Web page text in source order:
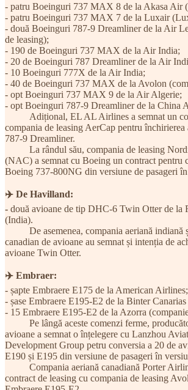
- patru Boeinguri 737 MAX 8 de la Akasa Air
- patru Boeinguri 737 MAX 7 de la Luxair
- două Boeinguri 787-9 Dreamliner de la Air
de leasing);
- 190 de Boeinguri 737 MAX de la Air India;
- 20 de Boeinguri 787 Dreamliner de la Air
- 10 Boeinguri 777X de la Air India;
- 40 de Boeinguri 737 MAX de la Avolon
- opt Boeinguri 737 MAX 9 de la Air Algerie;
- opt Boeinguri 787-9 Dreamliner de la China
Adițional, EL AL Airlines a semnat un
compania de leasing AerCap pentru
787-9 Dreamliner.
La rândul său, compania de leasing
(NAC) a semnat cu Boeing un contract pentru
Boeing 737-800NG din versiune de pasageri
✈️ De Havilland:
- două avioane de tip DHC-6 Twin Otter de la
(India).
De asemenea, compania aeriană indiană
canadian de avioane au semnat și intenția de
avioane Twin Otter.
✈️ Embraer:
- șapte Embraere E175 de la American Airlines;
- șase Embraere E195-E2 de la Binter
- 15 Embraere E195-E2 de la Azorra
Pe lângă aceste comenzi ferme,
avioane a semnat o înțelegere cu Lanzhou
Development Group petru conversia a 20 de
E190 și E195 din versiune de pasageri în
Compania aeriană canadiană Porter
contract de leasing cu compania de leasing